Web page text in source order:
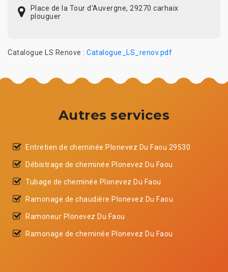
Place de la Tour d'Auvergne, 29270 carhaix
plouguer
Catalogue LS Renove : Catalogue_LS_renov.pdf
Autres services
Entretien de cheminée Plonevez Du Faou 29530
Débistrage de cheminée Plonevez Du Faou
Tubage de cheminée Plonevez Du Faou
Ramonage de chaudière Plonevez Du Faou
Ramoneur Plonevez Du Faou
Ramonage de cheminée Plonevez Du Faou